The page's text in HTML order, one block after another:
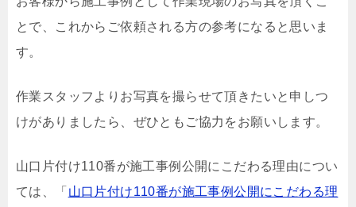
とで、これからご依頼される方の参考になると思いま
す。
作業スタッフよりお写真を撮らせて頂きたいと申しつ
けがありましたら、ぜひともご協力をお願いします。
山口片付け110番が施工事例公開にこだわる理由につい
ては、「 山口片付け110番が施工事例公開にこだわる理